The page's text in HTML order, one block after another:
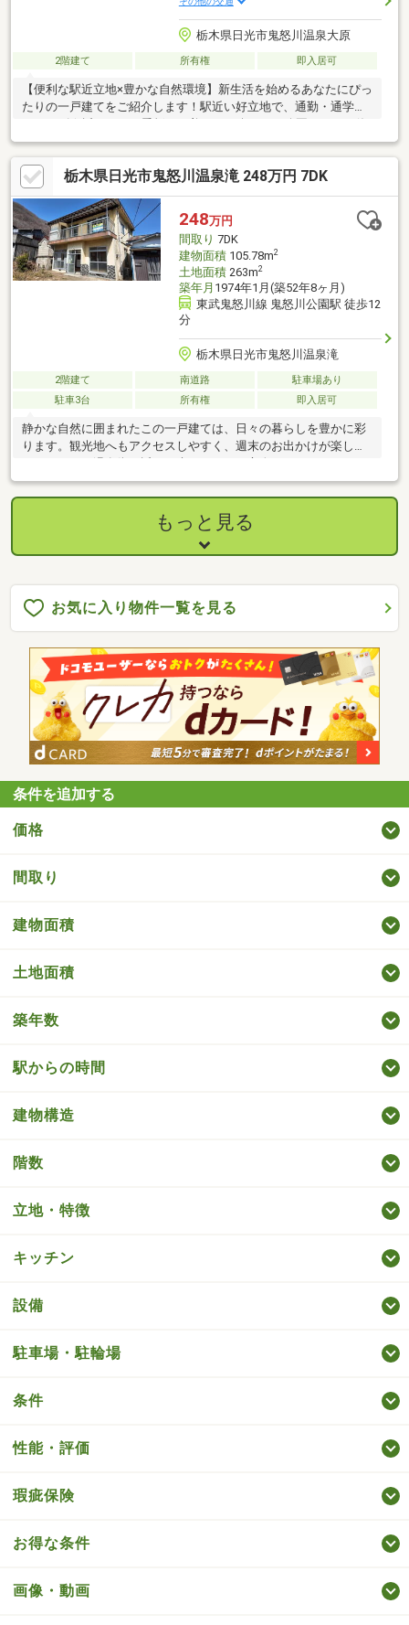
栃木県日光市鬼怒川温泉大原
2階建て 所有権 即入居可
【便利な駅近立地×豊かな自然環境】新生活を始めるあなたにぴっ
たりの一戸建てをご紹介します！駅近い好立地で、通勤・通学も
スムーズ☆近くには四季折々の美しさを楽しめる公園があり、休
日にはリフレッシュのひとときを過ごせます。周辺には人気のカ
フェやショップが点在しており、日々の生活に彩りを添えます。
家族のライフスタイルに合わせた間取り設計で、居心地の良さを
追求しました。
栃木県日光市鬼怒川温泉滝 248万円 7DK
248万円
間取り 7DK
建物面積105.78m2
土地面積263m2
築年月 1974年1月(築52年8ヶ月)
東武鬼怒川線 鬼怒川公園駅 徒歩12
分
栃木県日光市鬼怒川温泉滝
2階建て 南道路
駐車場あり
駐車3台
所有権 即入居可
静かな自然に囲まれたこの一戸建ては、日々の暮らしを豊かに彩
ります。観光地へもアクセスしやすく、週末のお出かけが楽しみ
きるのも魅力です。敷地は広々としており、庭でのガーデニング
やお子様の遊び場としても活用できます。自然豊かな環境で、四
季折々の変化を感じながら、ゆったりとした時間を過ごすことが
もっと見る
お気に入り物件一覧を見る
条件を追加する
価格
間取り
建物面積
土地面積
築年数
駅からの時間
建物構造
階数
立地・特徴
キッチン
設備
駐車場・駐輪場
条件
性能・評価
瑕疵保険
お得な条件
画像・動画